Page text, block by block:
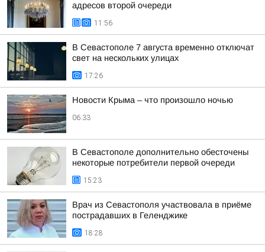
адресов второй очереди
11:56
В Севастополе 7 августа временно отключат
свет на нескольких улицах
17:26
Новости Крыма – что произошло ночью
06:33
В Севастополе дополнительно обесточены
некоторые потребители первой очереди
15:23
Врач из Севастополя участвовала в приёме
пострадавших в Геленджике
18:28